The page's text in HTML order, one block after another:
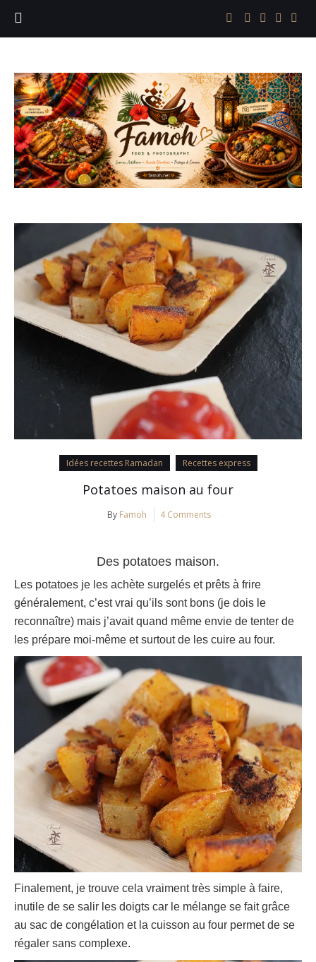
Idées recettes Ramadan Recettes express
Potatoes maison au four
By Famoh 4 Comments
Des potatoes maison.
Les potatoes je les achète surgelés et prêts à frire
généralement, c’est vrai qu’ils sont bons (je dois le
reconnaître) mais j’avait quand même envie de tenter de
les prépare moi-même et surtout de les cuire au four.
Finalement, je trouve cela vraiment très simple à faire,
inutile de se salir les doigts car le mélange se fait grâce
au sac de congélation et la cuisson au four permet de se
régaler sans complexe.